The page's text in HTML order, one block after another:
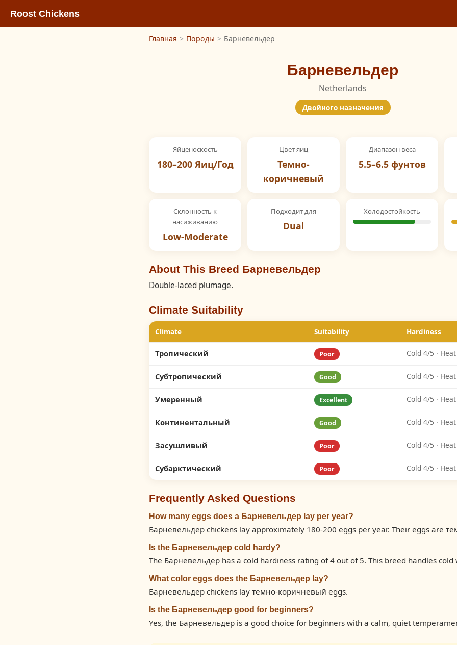
Roost Chickens
Главная > Породы > Барневельдер
Барневельдер
Netherlands
Двойного назначения
Яйценоскость
180–200 Яиц/Год
Цвет яиц
Темно-
коричневый
Диапазон веса
5.5–6.5 фунтов
Склонность к
насиживанию
Low-Moderate
Подходит для
Dual
Холодостойкость
About This Breed Барневельдер
Double-laced plumage.
Climate Suitability
Climate Suitability Hardiness
Тропический Poor Cold 4/5 ·
Субтропический Good Cold 4/5 ·
Умеренный Excellent Cold 4/5 ·
Континентальный Good Cold 4/5 ·
Засушливый Poor Cold 4/5 ·
Субарктический Poor Cold 4/5 ·
Frequently Asked Questions
How many eggs does a Барневельдер lay per year?
Барневельдер chickens lay approximately 180-200 eggs per year. Their eggs are
Is the Барневельдер cold hardy?
The Барневельдер has a cold hardiness rating of 4 out of 5. This breed handles
What color eggs does the Барневельдер lay?
Барневельдер chickens lay темно-коричневый eggs.
Is the Барневельдер good for beginners?
Yes, the Барневельдер is a good choice for beginners with a calm, quiet